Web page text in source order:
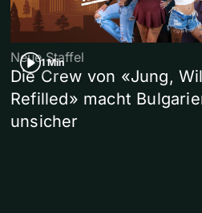
1 Min
Neue Staffel
Die Crew von «Jung,
Refilled» macht
unsicher